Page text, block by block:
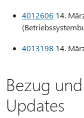
4012606 14.
4013198 14.
Bezug
Updates